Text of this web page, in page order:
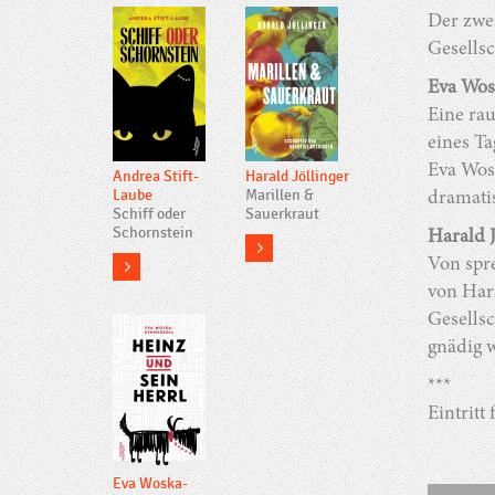
Andrea Stift-
Laube
Schiff oder
Schornstein
more
Harald Jöllinger
Marillen &
Sauerkraut
more
Eva Woska-
Der
Eva
Eine
eines
Eva
Harald
Von
von
gnädig
***
Eintritt